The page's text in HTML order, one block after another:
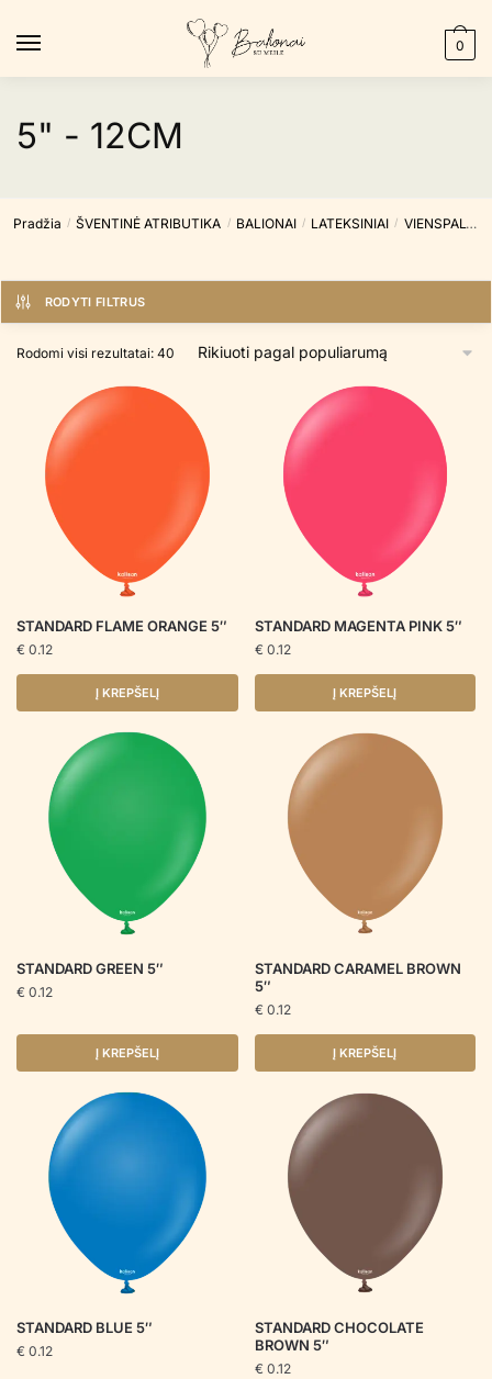
0
5" - 12CM
Pradžia / ŠVENTINĖ ATRIBUTIKA / BALIONAI / LATEKSINIAI / VIENSPALVIAI
RODYTI FILTRUS
Rodomi visi rezultatai: 40 Rūšiuojama
STANDARD FLAME ORANGE 5″
€ 0.12
Į KREPŠELĮ
STANDARD MAGENTA PINK 5″
€ 0.12
Į KREPŠELĮ
STANDARD GREEN 5″
€ 0.12
Į KREPŠELĮ
STANDARD CARAMEL BROWN
5″
€ 0.12
Į KREPŠELĮ
STANDARD BLUE 5″
€ 0.12
STANDARD CHOCOLATE
BROWN 5″
€ 0.12